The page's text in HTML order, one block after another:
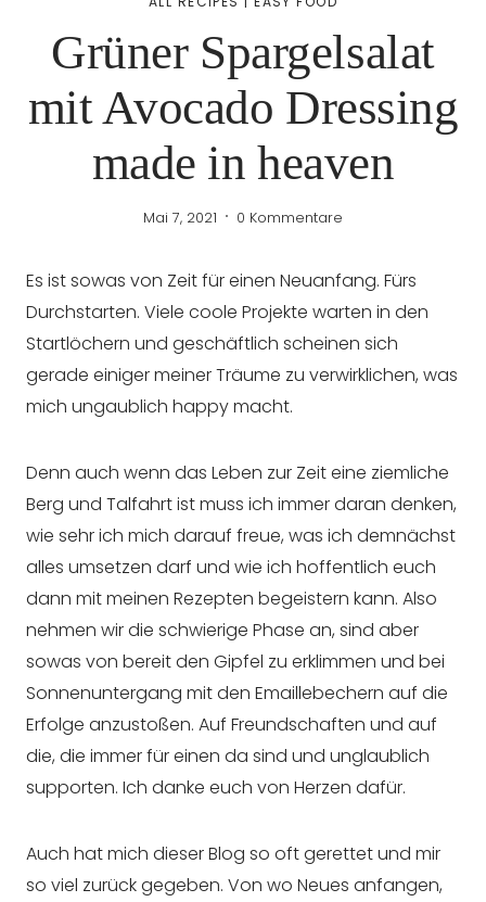
Grüner Spargelsalat
mit Avocado Dressing
made in heaven
Mai 7, 2021 0 Kommentare
Es ist sowas von Zeit für einen Neuanfang. Fürs
Durchstarten. Viele coole Projekte warten in den
Startlöchern und geschäftlich scheinen sich
gerade einiger meiner Träume zu verwirklichen, was
mich ungaublich happy macht.
Denn auch wenn das Leben zur Zeit eine ziemliche
Berg und Talfahrt ist muss ich immer daran denken,
wie sehr ich mich darauf freue, was ich demnächst
alles umsetzen darf und wie ich hoffentlich euch
dann mit meinen Rezepten begeistern kann. Also
nehmen wir die schwierige Phase an, sind aber
sowas von bereit den Gipfel zu erklimmen und bei
Sonnenuntergang mit den Emaillebechern auf die
Erfolge anzustoßen. Auf Freundschaften und auf
die, die immer für einen da sind und unglaublich
supporten. Ich danke euch von Herzen dafür.
Auch hat mich dieser Blog so oft gerettet und mir
so viel zurück gegeben. Von wo Neues anfangen,